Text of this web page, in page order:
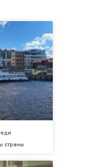
страны